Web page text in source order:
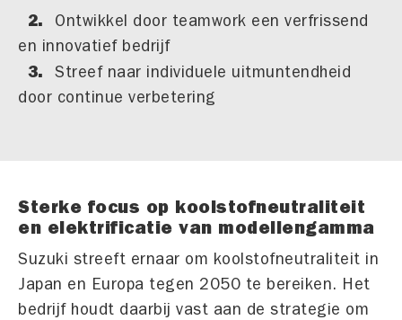
Ontwikkel door teamwork een verfrissend
en innovatief bedrijf
Streef naar individuele uitmuntendheid
door continue verbetering
Sterke focus op koolstofneutraliteit
en elektrificatie van modellengamma
Suzuki streeft ernaar om koolstofneutraliteit in
Japan en Europa tegen 2050 te bereiken. Het
bedrijf houdt daarbij vast aan de strategie om